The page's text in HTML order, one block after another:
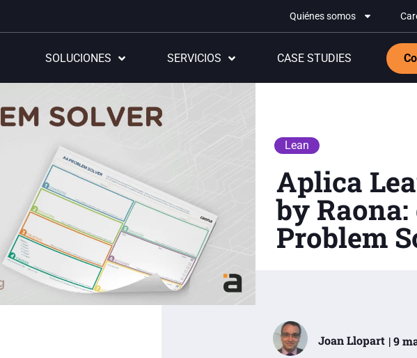
Quiénes somos
SOLUCIONES SERVICIOS CASE STUDIES
Lean
Aplica
by
Problem
Joan Llopart | 9